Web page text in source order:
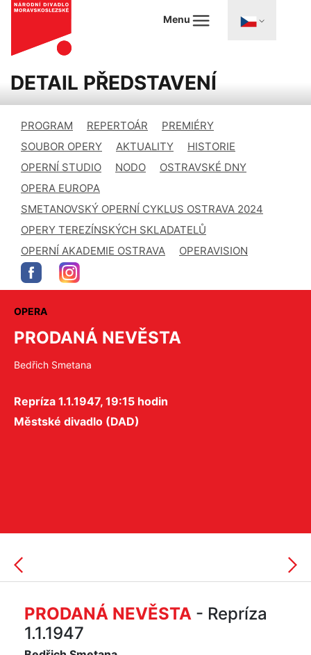
Menu
DETAIL PŘEDSTAVENÍ
PROGRAM REPERTOÁR
PREMIÉRY
SOUBOR OPERY
AKTUALITY
HISTORIE
OPERNÍ STUDIO
NODO
OSTRAVSKÉ DNY
OPERA EUROPA
SMETANOVSKÝ OPERNÍ CYKLUS OSTRAVA 2024
OPERY TEREZÍNSKÝCH SKLADATELŮ
OPERNÍ AKADEMIE OSTRAVA
OPERAVISION
OPERA
PRODANÁ NEVĚSTA
Bedřich Smetana
Repríza 1.1.1947, 19:15 hodin
Městské divadlo (DAD)
PRODANÁ NEVĚSTA - Repríza
1.1.1947